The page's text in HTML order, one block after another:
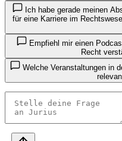
Ich habe gerade meinen Abschluss gemacht und interessiere mich
für eine Karriere im
Empfiehl mir einen Podcast, der aktuelle Entwicklungen in KI im
Recht